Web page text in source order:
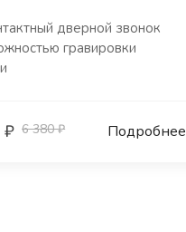
дверной звонок
гравировки
₽ 6 380 ₽ Подробнее